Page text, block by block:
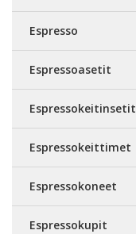
Espresso
Espressoasetit
Espressokeitinsetit
Espressokeittimet
Espressokoneet
Espressokupit